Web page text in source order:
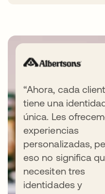
“Ahora, cada
tiene una
única. Les
experiencias
personalizadas,
eso no significa
necesiten tres
identidades y
Recursos
DOCUMENTO
Por qué sus